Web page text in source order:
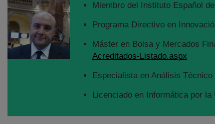
Miembro del Instituto Español
Programa Directivo en
Máster en Bolsa y Mercados
Acreditados-Listado.aspx
Especialista en Análisis
Licenciado en Informática por